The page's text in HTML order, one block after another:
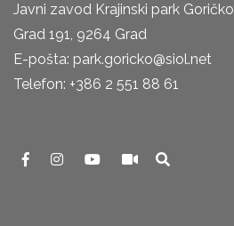
Javni zavod Krajinski park Goričko
Grad 191, 9264 Grad
E-pošta: park.goricko@siol.net
Telefon: +386 2 551 88 61